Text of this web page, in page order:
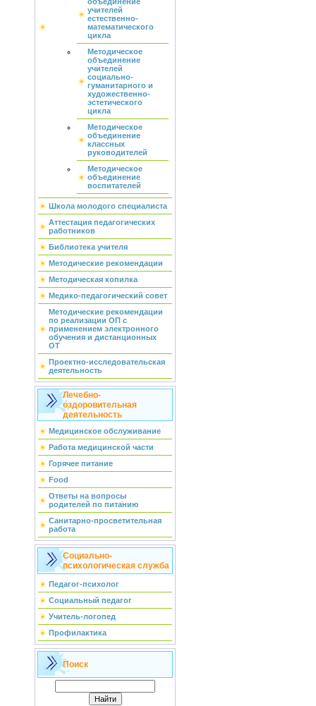
учителей
естественно-
математического
цикла
Методическое
объединение
учителей
социально-
гуманитарного и
художественно-
эстетического
цикла
Методическое
объединение
классных
руководителей
Методическое
объединение
воспитателей
Школа молодого специалиста
Аттестация педагогических
работников
Библиотека учителя
Методические рекомендации
Методическая копилка
Медико-педагогический совет
Методические рекомендации
по реализации ОП с
применением электронного
обучения и дистанционных
ОТ
Проектно-исследовательская
деятельность
Лечебно-
оздоровительная
деятельность
Медицинское обслуживание
Работа медицинской части
Горячее питание
Food
Ответы на вопросы
родителей по питанию
Санитарно-просветительная
работа
Социально-
психологическая служба
Педагог-психолог
Социальный педагог
Учитель-логопед
Профилактика
Поиск